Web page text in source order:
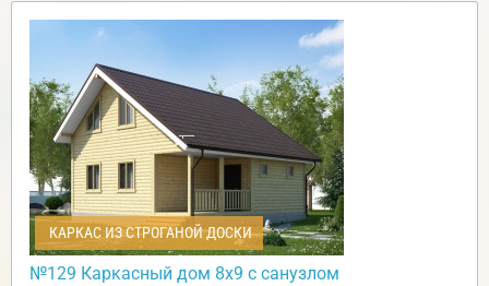
КАРКАС ИЗ СТРОГАНОЙ ДОСКИ
№129 Каркасный дом 8х9 с санузлом